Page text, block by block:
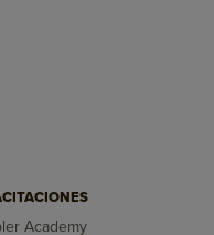
Academy